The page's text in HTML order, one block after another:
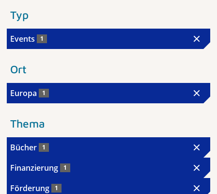
Typ
Events 1
Ort
Europa 1
Thema
Bücher 1
Finanzierung 1
Förderung 1